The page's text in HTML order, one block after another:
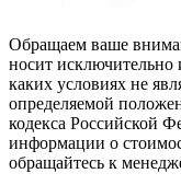
Обращаем ваше
носит
каких условиях не
определяемой
кодекса Российской
информации о
обращайтесь к